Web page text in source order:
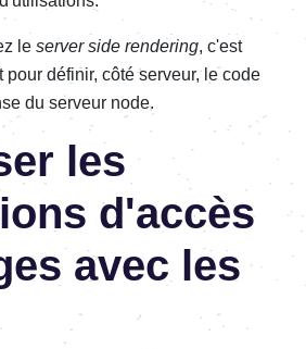
le server side rendering, c'est
définir, côté serveur, le code
du serveur node.
les
d'accès
avec les